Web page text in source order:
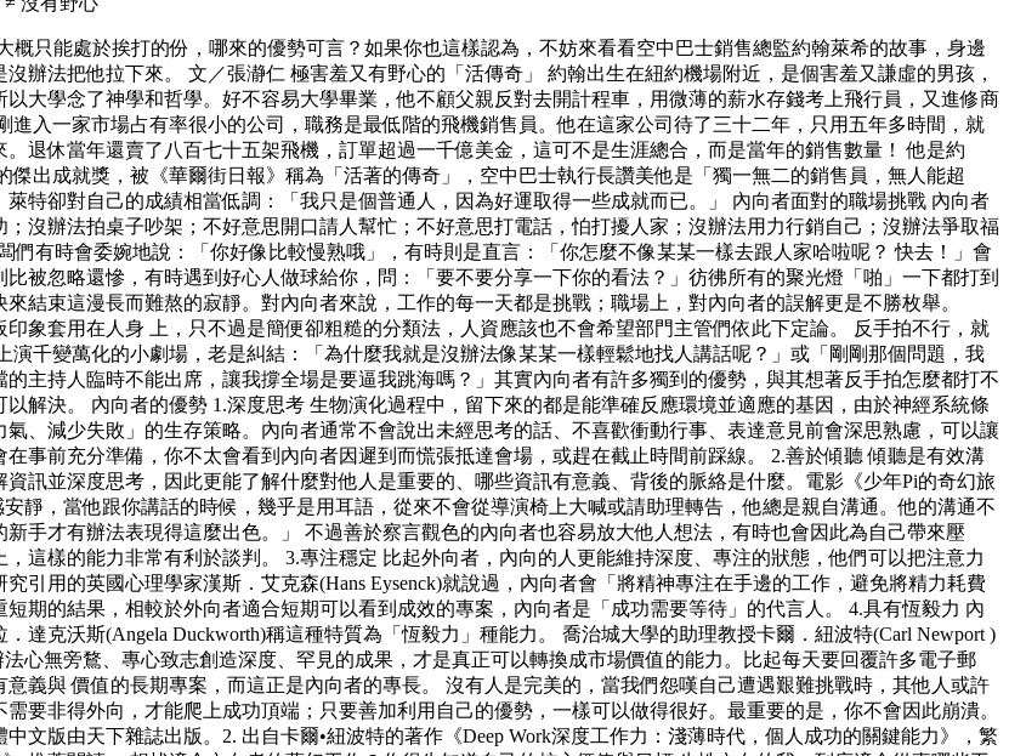
只能處於挨打的份，哪來的優勢可言？如果你也這樣認為，不妨來看看空中巴士銷售總監約翰萊希的故事，身邊
辦法把他拉下來。 文／張瀞仁 極害羞又有野心的「活傳奇」 約翰出生在紐約機場附近，是個害羞又謙虛的男孩，
大學念了神學和哲學。好不容易大學畢業，他不顧父親反對去開計程車，用微薄的薪水存錢考上飛行員，又進修商
入一家市場占有率很小的公司，職務是最低階的飛機銷售員。他在這家公司待了三十二年，只用五年多時間，就
退休當年還賣了八百七十五架飛機，訂單超過一千億美金，這可不是生涯總合，而是當年的銷售數量！ 他是約
傑出成就獎，被《華爾街日報》稱為「活著的傳奇」，空中巴士執行長讚美他是「獨一無二的銷售員，無人能超
特卻對自己的成績相當低調：「我只是個普通人，因為好運取得一些成就而已。」 內向者面對的職場挑戰 內向者
沒辦法拍桌子吵架；不好意思開口請人幫忙；不好意思打電話，怕打擾人家；沒辦法用力行銷自己；沒辦法爭取福
有時會委婉地說：「你好像比較慢熟哦」，有時則是直言：「你怎麼不像某某一樣去跟人家哈啦呢？ 快去！」會
被忽略還慘，有時遇到好心人做球給你，問：「要不要分享一下你的看法？」彷彿所有的聚光燈「啪」一下都打到
結束這漫長而難熬的寂靜。對內向者來說，工作的每一天都是挑戰；職場上，對內向者的誤解更是不勝枚舉。
象套用在人身 上，只不過是簡便卻粗糙的分類法，人資應該也不會希望部門主管們依此下定論。 反手拍不行，就
千變萬化的小劇場，老是糾結：「為什麼我就是沒辦法像某某一樣輕鬆地找人講話呢？」或「剛剛那個問題，我
主持人臨時不能出席，讓我撐全場是要逼我跳海嗎？」其實內向者有許多獨到的優勢，與其想著反手拍怎麼都打不
解決。 內向者的優勢 1.深度思考 生物演化過程中，留下來的都是能準確反應環境並適應的基因，由於神經系統條
、減少失敗」的生存策略。內向者通常不會說出未經思考的話、不喜歡衝動行事、表達意見前會深思熟慮，可以讓
事前充分準備，你不太會看到內向者因遲到而慌張抵達會場，或趕在截止時間前踩線。 2.善於傾聽 傾聽是有效溝
訊並深度思考，因此更能了解什麼對他人是重要的、哪些資訊有意義、背後的脈絡是什麼。電影《少年Pi的奇幻旅
靜，當他跟你講話的時候，幾乎是用耳語，從來不會從導演椅上大喊或請助理轉告，他總是親自溝通。他的溝通不
手才有辦法表現得這麼出色。」 不過善於察言觀色的內向者也容易放大他人想法，有時也會因此為自己帶來壓
這樣的能力非常有利於談判。 3.專注穩定 比起外向者，內向的人更能維持深度、專注的狀態，他們可以把注意力
引用的英國心理學家漢斯．艾克森(Hans Eysenck)就說過，內向者會「將精神專注在手邊的工作，避免將精力耗費
期的結果，相較於外向者適合短期可以看到成效的專案，內向者是「成功需要等待」的代言人。 4.具有恆毅力 內
達克沃斯(Angela Duckworth)稱這種特質為「恆毅力」種能力。 喬治城大學的助理教授卡爾．紐波特(Carl Newport )
心無旁鶩、專心致志創造深度、罕見的成果，才是真正可以轉換成市場價值的能力。比起每天要回覆許多電子郵
義與 價值的長期專案，而這正是內向者的專長。 沒有人是完美的，當我們怨嘆自己遭遇艱難挑戰時，其他人或許
要非得外向，才能爬上成功頂端；只要善加利用自己的優勢，一樣可以做得很好。最重要的是，你不會因此崩潰。
文版由天下雜誌出版。2. 出自卡爾•紐波特的著作《Deep Work深度工作力：淺薄時代，個人成功的關鍵能力》，繁